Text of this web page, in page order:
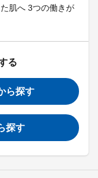
肌へ 3つの働きが
る
ら探す
探す